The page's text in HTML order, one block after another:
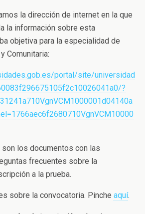
la dirección de internet en la que
la información sobre esta
objetiva para la especialidad de
Comunitaria:
portal/site/universidad
?
los documentos con las
frecuentes sobre la
a la prueba.
sobre la convocatoria. Pinche aquí.